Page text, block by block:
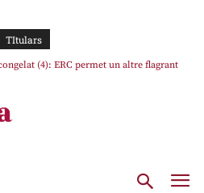
TItulars
(4): ERC permet un altre flagrant
d’acostament a Junts d’Oriol Junqueras